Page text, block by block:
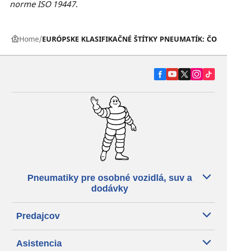
norme ISO 19447.
Home EURÓPSKE KLASIFIKAČNÉ ŠTÍTKY PNEUMATÍK: ČO
Pneumatiky pre osobné vozidlá, suv a
dodávky
Predajcov
Asistencia